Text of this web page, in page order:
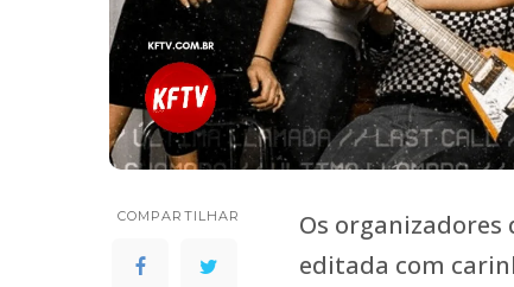
COMPARTILHAR
Os organizadores
editada com